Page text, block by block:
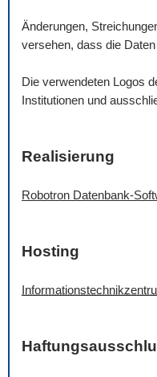
Änderungen,
versehen, dass die
Die verwendeten Logos
Institutionen und
Realisierung
Robotron Datenbank-
Hosting